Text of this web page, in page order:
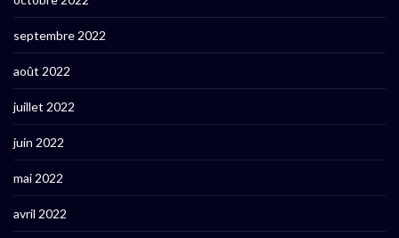
septembre 2022
août 2022
juillet 2022
juin 2022
mai 2022
avril 2022